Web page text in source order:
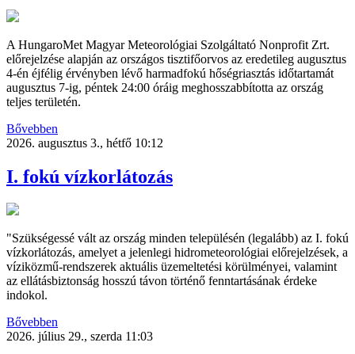
A HungaroMet Magyar Meteorológiai Szolgáltató Nonprofit Zrt.
előrejelzése alapján az országos tisztifőorvos az eredetileg augusztus
4-én éjfélig érvényben lévő harmadfokú hőségriasztás időtartamát
augusztus 7-ig, péntek 24:00 óráig meghosszabbította az ország
teljes területén.
Bővebben
2026. augusztus 3., hétfő 10:12
I. fokú vízkorlátozás
"Szükségessé vált az ország minden településén (legalább) az I. fokú
vízkorlátozás, amelyet a jelenlegi hidrometeorológiai előrejelzések, a
víziközmű-rendszerek aktuális üzemeltetési körülményei, valamint
az ellátásbiztonság hosszú távon történő fenntartásának érdeke
indokol.
Bővebben
2026. július 29., szerda 11:03